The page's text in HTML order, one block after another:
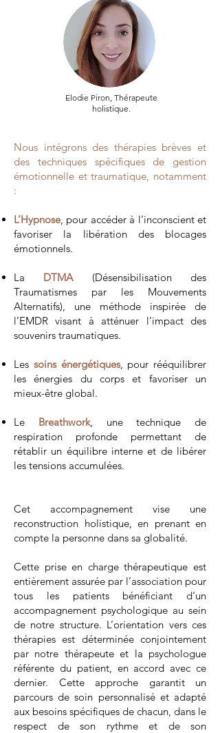
Elodie Piron, Thérapeute
holistique.
Nous intégrons des thérapies brèves et
des techniques spécifiques de gestion
émotionnelle et traumatique, notamment
:
L’Hypnose, pour accéder à l’inconscient et
favoriser la libération des blocages
émotionnels.
La DTMA(Désensibilisation des
Traumatismes par les Mouvements
Alternatifs), une méthode inspirée de
l’EMDR visant à atténuer l’impact des
souvenirs traumatiques.
Les soins énergétiques, pour rééquilibrer
les énergies du corps et favoriser un
mieux-être global.
Le Breathwork, une technique de
respiration profonde permettant de
rétablir un équilibre interne et de libérer
les tensions accumulées.
Cet accompagnement vise une
reconstruction holistique, en prenant en
compte la personne dans sa globalité.
Cette prise en charge thérapeutique est
entièrement assurée par l’association pour
tous les patients bénéficiant d’un
accompagnement psychologique au sein
de notre structure. L’orientation vers ces
thérapies est déterminée conjointement
par notre thérapeute et la psychologue
référente du patient, en accord avec ce
dernier. Cette approche garantit un
parcours de soin personnalisé et adapté
aux besoins spécifiques de chacun, dans le
respect de son rythme et de son